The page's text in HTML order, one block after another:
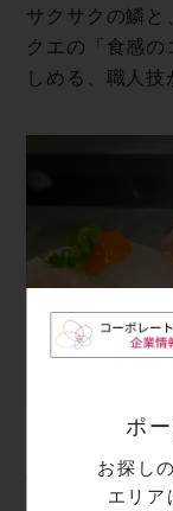
ポ
お探し
エリア
サクサクの鱗と
クエの「食感
しめる、職人技
希少なエン